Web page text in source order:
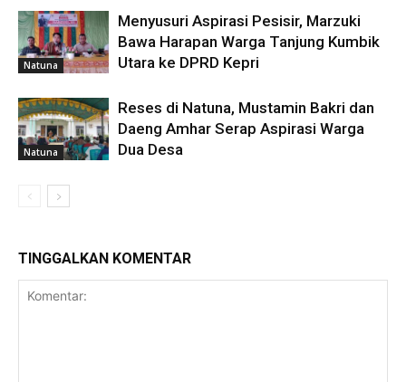
Natuna
Menyusuri Aspirasi Pesisir, Marzuki
Bawa Harapan Warga Tanjung Kumbik
Utara ke DPRD Kepri
Natuna
Reses di Natuna, Mustamin Bakri dan
Daeng Amhar Serap Aspirasi Warga
Dua Desa
TINGGALKAN KOMENTAR